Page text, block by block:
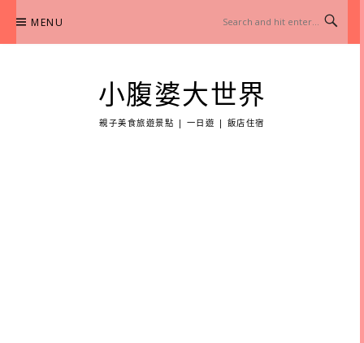
content
MENU
小腹婆大世界
親子美食旅遊景點 | 一日遊 | 飯店住宿